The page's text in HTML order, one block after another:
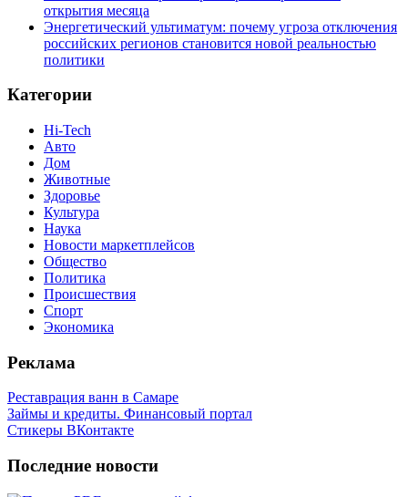
открытия месяца
Энергетический ультиматум: почему угроза отключения
российских регионов становится новой реальностью
политики
Категории
Hi-Tech
Авто
Дом
Животные
Здоровье
Культура
Наука
Новости маркетплейсов
Общество
Политика
Происшествия
Спорт
Экономика
Реклама
Реставрация ванн в Самаре
Займы и кредиты. Финансовый портал
Стикеры ВКонтакте
Последние новости